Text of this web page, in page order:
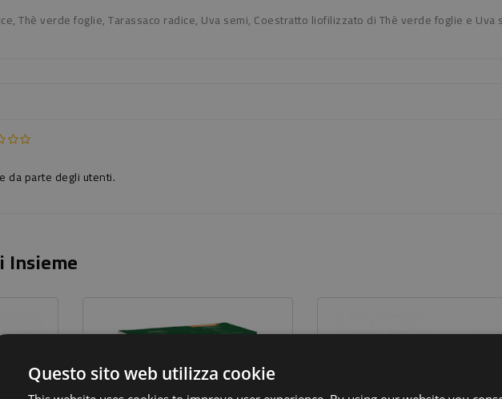
Thè verde foglie, Tarassaco radice, Uva semi, Coestratto liofilizzato di Thè verde foglie e
da parte degli utenti.
Insieme
Questo sito web utilizza cookie